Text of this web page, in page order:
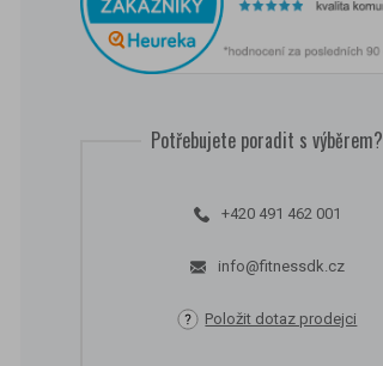
Potřebujete poradit s výběrem?
+420 491 462 001
info@fitnessdk.cz
Položit dotaz prodejci